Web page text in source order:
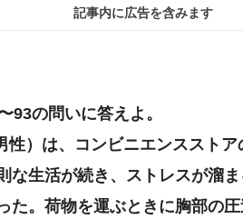
記事内に広告を含みます
93の問いに答えよ。
性）は、コンビニエンススト
な生活が続き、ストレスが溜
た。荷物を運ぶときに胸部の